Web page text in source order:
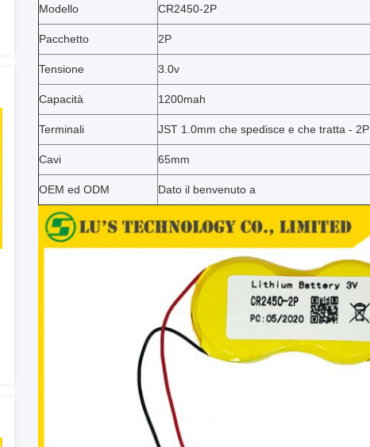
Modello CR2450-2P
Pacchetto 2P
Tensione 3.0v
Capacità 1200mah
Terminali JST 1.0mm che spedisce e che tratta - 2P
Cavi 65mm
OEM ed ODM Dato il benvenuto a